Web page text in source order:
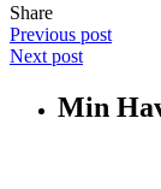
Share
Previous post
Next post
Min